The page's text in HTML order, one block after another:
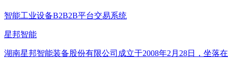
智能工业设备B2B2B平台交易系统
星邦智能
湖南星邦智能装备股份有限公司成立于2008年2月28日，坐